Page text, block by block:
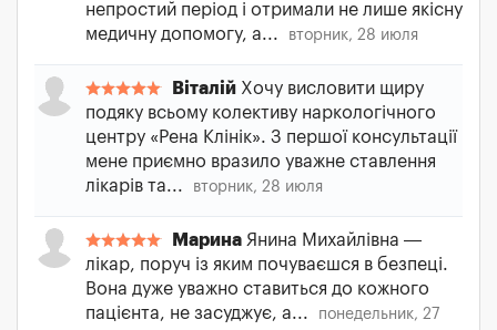
непростий період і отримали не лише якісну
медичну допомогу, а...
вторник, 28 июля
Віталій Хочу висловити щиру
подяку всьому колективу наркологічного
центру «Рена Клінік». З першої консультації
мене приємно вразило уважне ставлення
лікарів та...
вторник, 28 июля
Марина Янина Михайлівна —
лікар, поруч із яким почуваєшся в безпеці.
Вона дуже уважно ставиться до кожного
пацієнта, не засуджує, а...
понедельник, 27